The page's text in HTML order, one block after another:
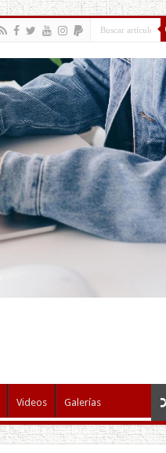
Videos Galerías